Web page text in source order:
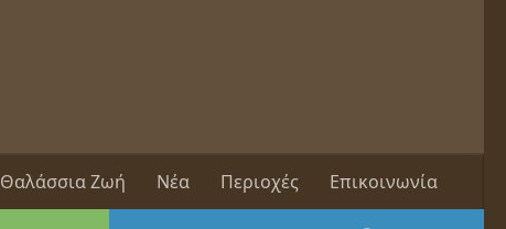
Θαλάσσια Ζωή Νέα Περιοχές Επικοινωνία